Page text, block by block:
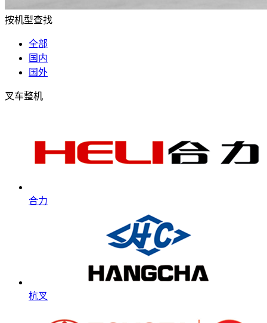
按机型查找
全部
国内
国外
叉车整机
合力
杭叉